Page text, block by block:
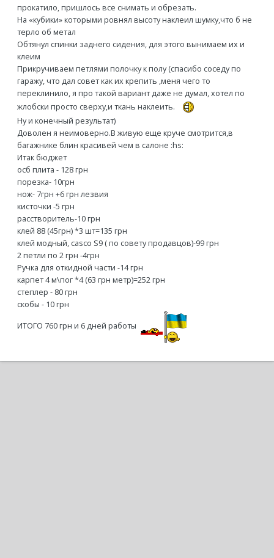
прокатило, пришлось все снимать и обрезать.
На «кубики» которыми ровнял высоту наклеил шумку,что б не
терло об метал
Обтянул спинки заднего сидения, для этого вынимаем их и
клеим
Прикручиваем петлями полочку к полу (спасибо соседу по
гаражу, что дал совет как их крепить ,меня чего то
переклинило, я про такой вариант даже не думал, хотел по
жлобски просто сверху,и ткань наклеить.
Ну и конечный результат)
Доволен я неимоверно.В живую еще круче смотрится,в
багажнике блин красивей чем в салоне :hs:
Итак бюджет
осб плита - 128 грн
порезка- 10грн
нож- 7грн +6 грн лезвия
кисточки -5 грн
расстворитель-10 грн
клей 88 (45грн) *3 шт=135 грн
клей модный, casco S9 ( по совету продавцов)-99 грн
2 петли по 2 грн -4грн
Ручка для откидной части -14 грн
карпет 4 м\пог *4 (63 грн метр)=252 грн
степлер - 80 грн
скобы - 10 грн
ИТОГО 760 грн и 6 дней работы